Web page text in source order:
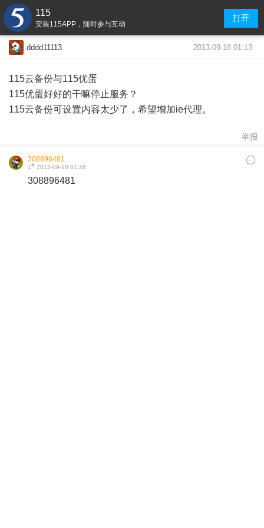
115
安装115APP，随时参与互动
打开
dddd11113 2013-09-18 01:13
115云备份与115优蛋
115优蛋好好的干嘛停止服务？
115云备份可设置内容太少了，希望增加ie代理。
举报
308896481
1# 2013-09-18 01:26
308896481